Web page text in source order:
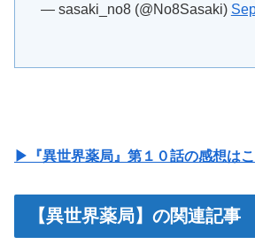
— sasaki_no8 (@No8Sasaki)
▶『異世界薬局』第１０話の感想は
【異世界薬局】の関連記事